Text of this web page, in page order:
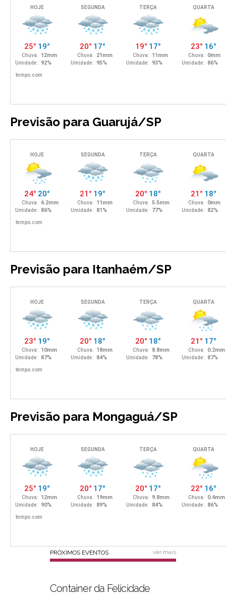
Previsão para Guarujá/SP
Previsão para Itanhaém/SP
Previsão para Mongaguá/SP
PRÓXIMOS EVENTOS ver mais
Container da Felicidade